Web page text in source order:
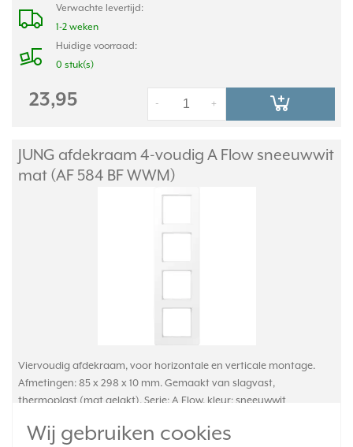
Wij gebruiken cookies
Verwachte levertijd:
1-2 weken
Huidige voorraad:
0 stuk(s)
23,95 +
-
JUNG afdekraam 4-voudig A Flow sneeuwwit
mat (AF 584 BF WWM)
Viervoudig afdekraam, voor horizontale en verticale montage.
Afmetingen: 85 x 298 x 10 mm. Gemaakt van slagvast,
thermoplast (mat gelakt). Serie: A Flow, kleur: sneeuwwit